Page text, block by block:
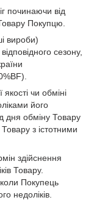
починаючи від
Покупцю.
вироби)
сезону,
чи обміні
його
дня обміну Товару
з істотними
здійснення
Товару.
Покупець
недоліків.